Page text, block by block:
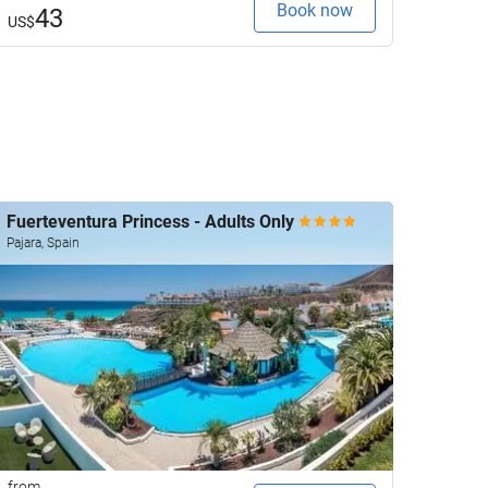
US$43 Book now
Fuerteventura Princess - Adults Only
Pajara, Spain